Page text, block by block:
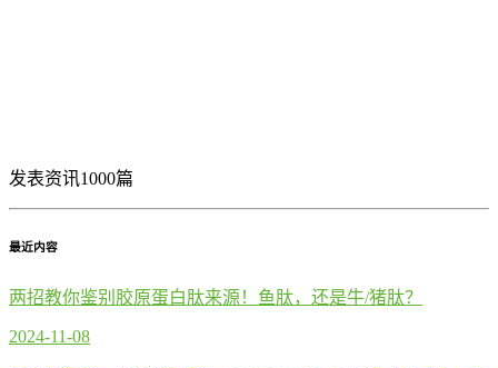
发表资讯1000篇
最近内容
两招教你鉴别胶原蛋白肽来源！鱼肽，还是牛/猪肽？
2024-11-08